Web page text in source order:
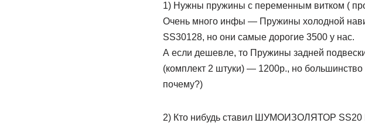
1) Нужны пружины с переменным витком (
Очень много инфы — Пружины холодной
SS30128, но они самые дорогие 3500 у нас.
А если дешевле, то Пружины задней
(комплект 2 штуки) — 1200р., но большинство
почему?)
2) Кто нибудь ставил ШУМОИЗОЛЯТОР